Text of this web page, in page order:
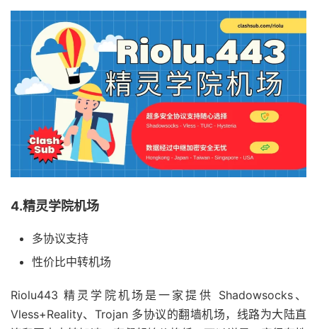
4.精灵学院机场
多协议支持
性价比中转机场
Riolu443 精灵学院机场是一家提供 Shadowsocks、
Vless+Reality、Trojan 多协议的翻墙机场，线路为大陆直